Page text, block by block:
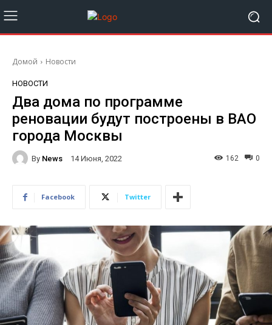
Домой Новости
НОВОСТИ
Два дома по программе
реновации будут построены в ВАО
города Москвы
By News 14 Июня, 2022 0
162
Facebook Twitter